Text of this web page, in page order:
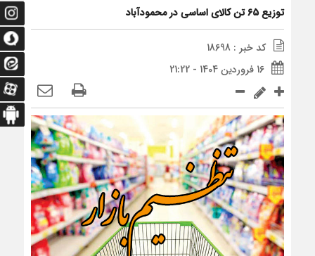
توزیع 65 تن کالای اساسی در محمودآباد
کد خبر : 18698
16 فروردین 1404 - 21:22